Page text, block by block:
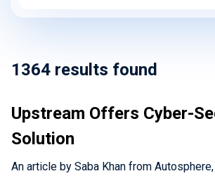
1364 results found
Upstream Offers Cyber-
Solution
An article by Saba Khan from